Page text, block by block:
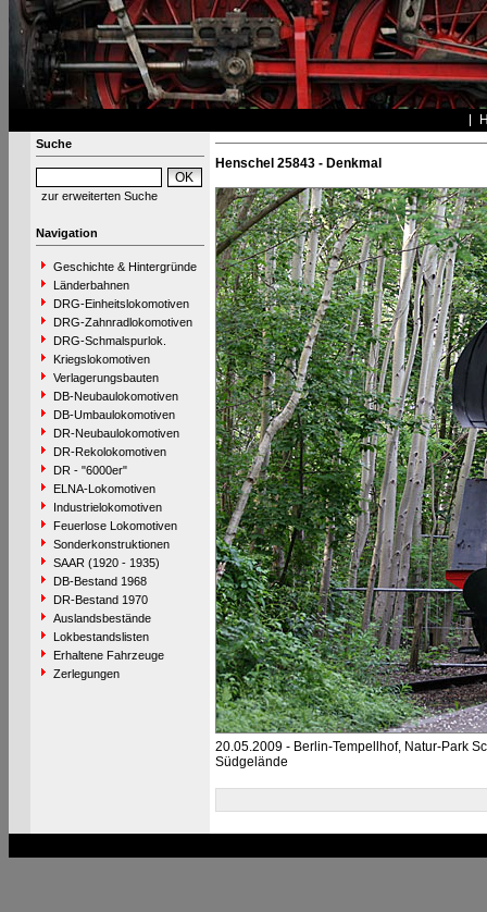
Suche
zur erweiterten Suche
Navigation
Geschichte & Hintergründe
Länderbahnen
DRG-Einheitslokomotiven
DRG-Zahnradlokomotiven
DRG-Schmalspurlok.
Kriegslokomotiven
Verlagerungsbauten
DB-Neubaulokomotiven
DB-Umbaulokomotiven
DR-Neubaulokomotiven
DR-Rekolokomotiven
DR - "6000er"
ELNA-Lokomotiven
Industrielokomotiven
Feuerlose Lokomotiven
Sonderkonstruktionen
SAAR (1920 - 1935)
DB-Bestand 1968
DR-Bestand 1970
Auslandsbestände
Lokbestandslisten
Erhaltene Fahrzeuge
Zerlegungen
Henschel 25843 - Denkmal
20.05.2009 - Berlin-Tempellhof, Natur-Park
Südgelände